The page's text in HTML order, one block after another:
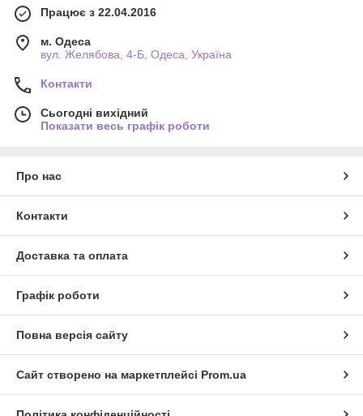
Працює з 22.04.2016
м. Одеса
вул. Желябова, 4-Б, Одеса, Україна
Контакти
Сьогодні вихідний
Показати весь графік роботи
Про нас
Контакти
Доставка та оплата
Графік роботи
Повна версія сайту
Сайт створено на маркетплейсі Prom.ua